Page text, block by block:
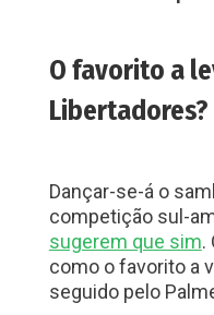
O favorito a
Libertadores?
Dançar-se-á o
competição sul-
sugerem que sim.
como o favorito a
seguido pelo